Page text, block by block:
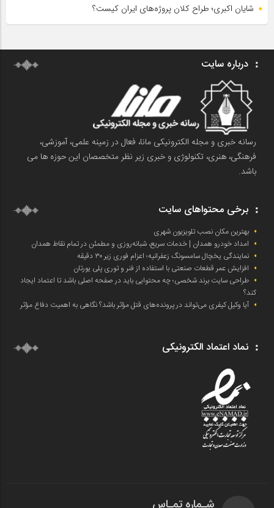
شایان اکبری؛ طراح کلان پروژه‌های ایران کیست؟
درباره سایت
رسانه خبری و مجله الکترونیکی مانا، فعال در زمینه علمی، آموزشی،
فرهنگی، هنری، تکنولوژی و خبری زیر نظر متخصصان این حوزه ها می
باشد.
برخی محتواهای سایت
بهترین مکان نصب تلویزیون شهری
امداد خودرو همدان | خدمات سریع، شبانه‌روزی و مطمئن در تمام نقاط همدان
نمایندگی یخچال سامسونگ زعفرانیه؛ اعزام فوری زیر ۳۰ دقیقه
افزایش عمر قطعات صنعتی با استفاده از فنر و توری پلی یورتان
طراحی سایت برند شخصی؛ چه محتوایی باید در صفحه اصلی باشد تا اعتماد ایجاد
کند؟
آیا وکیل کیفری می‌تواند در پرونده‌های قتل مؤثر باشد؟ نگاهی به اهمیت دفاع مؤثر
نماد اعتماد الکترونیکی